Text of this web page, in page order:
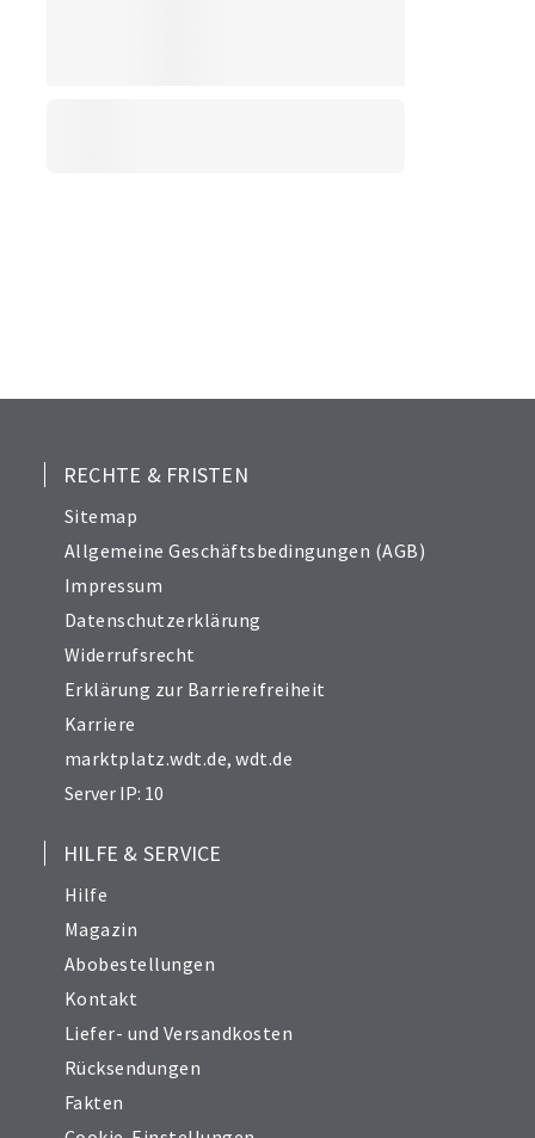
RECHTE & FRISTEN
Sitemap
Allgemeine Geschäftsbedingungen (AGB)
Impressum
Datenschutzerklärung
Widerrufsrecht
Erklärung zur Barrierefreiheit
Karriere
marktplatz.wdt.de,wdt.de
Server IP: 10
HILFE & SERVICE
Hilfe
Magazin
Abobestellungen
Kontakt
Liefer- und Versandkosten
Rücksendungen
Fakten